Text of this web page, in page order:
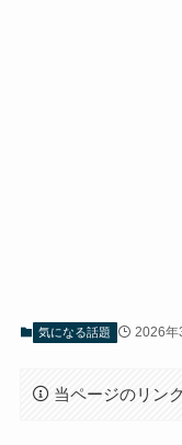
気になる話題 2026年
当ページのリン